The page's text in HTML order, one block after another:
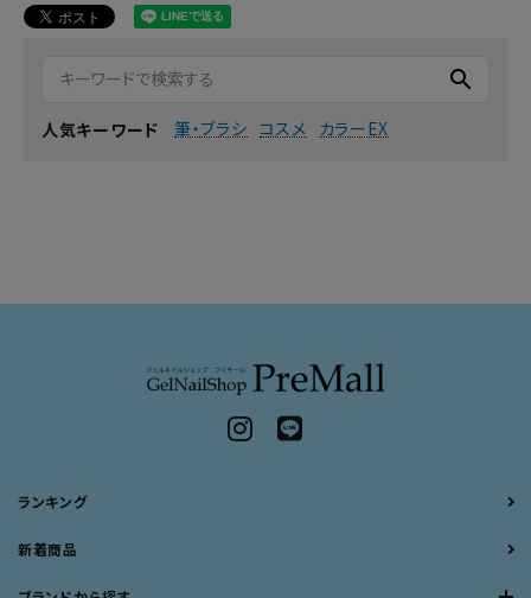
search
人気キーワード 筆・ブラシ コスメ カラーEX
ランキング
新着商品